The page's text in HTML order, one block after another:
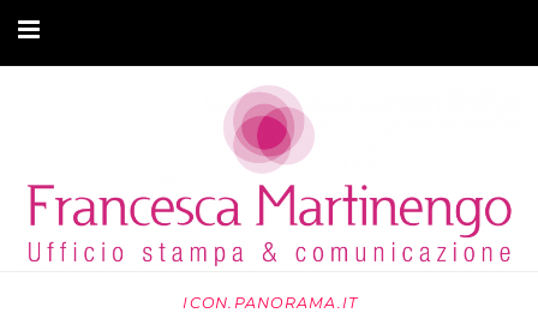
ARTICOLI
MODA ADATTIVA
ICON.PANORAMA.IT